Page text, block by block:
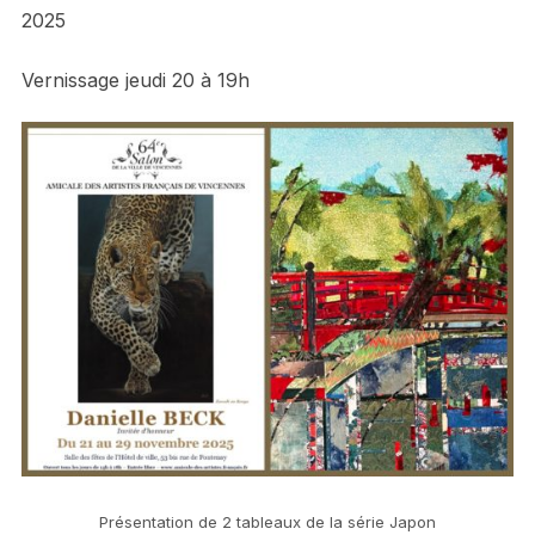
2025
Vernissage jeudi 20 à 19h
Présentation de 2 tableaux de la série Japon